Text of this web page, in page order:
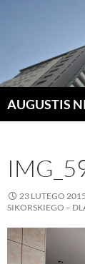
AUGUSTIS
23 LUTEGO 2015
SIKORSKIEGO –